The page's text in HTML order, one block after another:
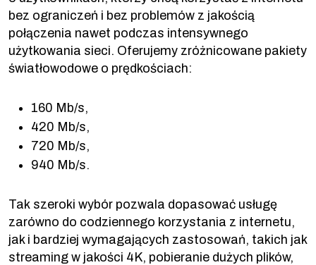
bez ograniczeń i bez problemów z jakością
połączenia nawet podczas intensywnego
użytkowania sieci. Oferujemy zróżnicowane pakiety
światłowodowe o prędkościach:
160 Mb/s,
420 Mb/s,
720 Mb/s,
940 Mb/s.
Tak szeroki wybór pozwala dopasować usługę
zarówno do codziennego korzystania z internetu,
jak i bardziej wymagających zastosowań, takich jak
streaming w jakości 4K, pobieranie dużych plików,